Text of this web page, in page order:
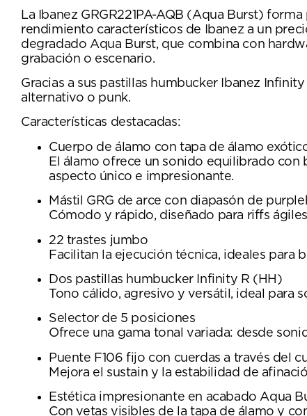
La Ibanez GRGR221PA-AQB (Aqua Burst)
rendimiento característicos de Ibanez a un
degradado Aqua Burst, que combina con
grabación o escenario.
Gracias a sus pastillas humbucker Ibanez
alternativo o punk.
Características destacadas:
Cuerpo de álamo con tapa de álamo
El álamo ofrece un sonido equilibrado con
aspecto único e impresionante.
Mástil GRG de arce con diapasón de
Cómodo y rápido, diseñado para riffs
22 trastes jumbo
Facilitan la ejecución técnica, ideales para
Dos pastillas humbucker Infinity R (HH)
Tono cálido, agresivo y versátil, ideal para
Selector de 5 posiciones
Ofrece una gama tonal variada: desde
Puente F106 fijo con cuerdas a través del
Mejora el sustain y la estabilidad de
Estética impresionante en acabado Aqua
Con vetas visibles de la tapa de álamo y